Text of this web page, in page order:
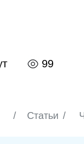
99
/ Статьи /